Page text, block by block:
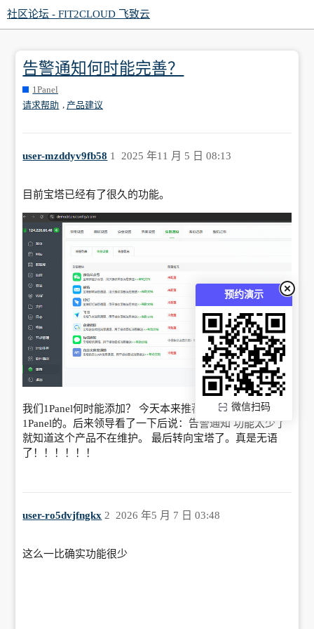
预约演示
微信扫码
社区论坛 - FIT2CLOUD 飞致云
告警通知何时能完善？
1Panel
请求帮助
产品建议
user-mzddyv9fb58 2025 年11 月 5 日 08:13
1
目前宝塔已经有了很久的功能。
我们1Panel何时能添加？ 今天本来推荐公司购买使用
1Panel的。后来领导看了一下后说：告警通知 功能太少了
就知道这个产品不在维护。 最后转向宝塔了。真是无语
了！！！！！！
user-ro5dvjfngkx 2026 年5 月 7 日 03:48
2
这么一比确实功能很少